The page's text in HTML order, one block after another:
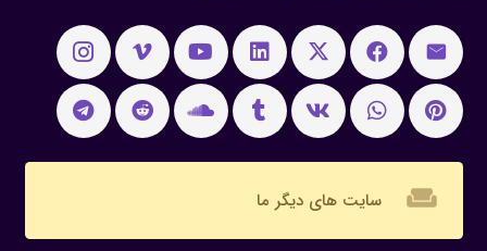
weekend سایت های دیگر ما